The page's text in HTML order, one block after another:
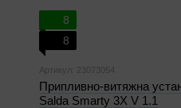
8
8
Артикул: 23073054
Припливно-витяжна
Salda Smarty 3X V 1.1